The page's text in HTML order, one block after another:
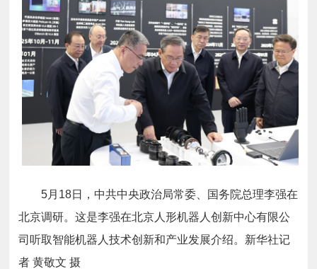
5月18日，中共中央政治局常委、国务院总理李强在
北京调研。这是李强在北京人形机器人创新中心有限公
司听取智能机器人技术创新和产业发展介绍。新华社记
者 黄敬文 摄